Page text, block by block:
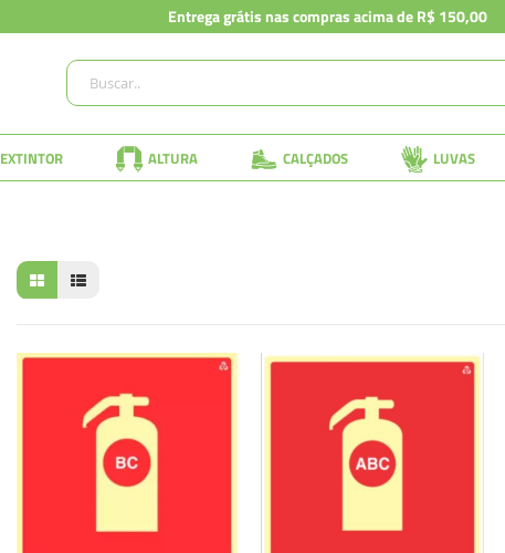
Entrega grátis nas compras acima de R$ 150,00
EXTINTOR ALTURA CALÇADOS LUVAS